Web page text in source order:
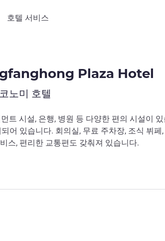
호텔 서비스
Plaza Hotel
노미 호텔
트 시설, 은행, 병원 등 다양한 편의 시설이
어 있습니다. 회의실, 무료 주차장, 조식 뷔페
스, 편리한 교통편도 갖춰져 있습니다.